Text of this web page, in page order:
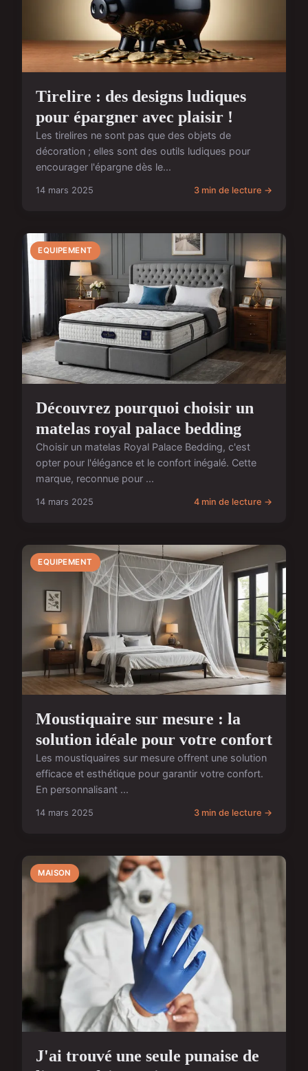
Tirelire : des designs ludiques
pour épargner avec plaisir !
Les tirelires ne sont pas que des objets de
décoration ; elles sont des outils ludiques pour
encourager l'épargne dès le...
14 mars 2025 3 min de lecture →
EQUIPEMENT
Découvrez pourquoi choisir un
matelas royal palace bedding
Choisir un matelas Royal Palace Bedding, c'est
opter pour l'élégance et le confort inégalé. Cette
marque, reconnue pour ...
14 mars 2025 4 min de lecture →
EQUIPEMENT
Moustiquaire sur mesure : la
solution idéale pour votre confort
Les moustiquaires sur mesure offrent une solution
efficace et esthétique pour garantir votre confort.
En personnalisant ...
14 mars 2025 3 min de lecture →
MAISON
J'ai trouvé une seule punaise de